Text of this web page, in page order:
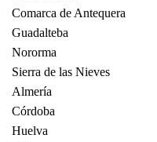
Comarca de Antequera
Guadalteba
Nororma
Sierra de las Nieves
Almería
Córdoba
Huelva